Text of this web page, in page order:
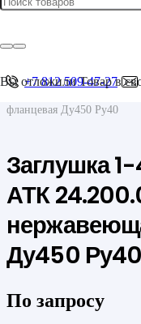
+7 812 509-47-27
Вы отложилиТоварв
Главная
/
фланцевая Ду450 Ру40
Заглушка
АТК
Ду450 Ру40
По запросу